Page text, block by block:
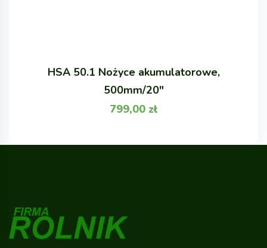
HSA 50.1 Nożyce akumulatorowe,
500mm/20"
799,00 zł